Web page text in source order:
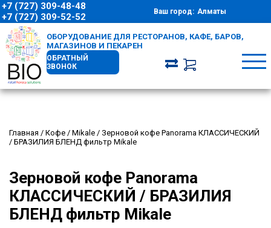
+7 (727) 309-48-48
+7 (727) 309-52-52
Ваш город: Алматы
ОБОРУДОВАНИЕ ДЛЯ РЕСТОРАНОВ, КАФЕ, БАРОВ,
МАГАЗИНОВ И ПЕКАРЕН
ОБРАТНЫЙ
ЗВОНОК
Главная / Кофе / Mikale / Зерновой кофе Panorama КЛАССИЧЕСКИЙ
/ БРАЗИЛИЯ БЛЕНД фильтр Mikale
Зерновой кофе Panorama
КЛАССИЧЕСКИЙ / БРАЗИЛИЯ
БЛЕНД фильтр Mikale